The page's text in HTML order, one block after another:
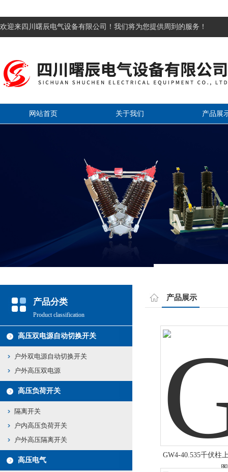
欢迎来四川曙辰电气设备有限公司！我们将为您提供周到的服务！
网站首页 关于我们 产品展
产品分类
Product classification
高压双电源自动切换开关
户外双电源自动切换开关
户外高压双电源
高压负荷开关
隔离开关
户内高压负荷开关
户外高压隔离开关
高压电气
产品展示
GW4-40.535千伏柱